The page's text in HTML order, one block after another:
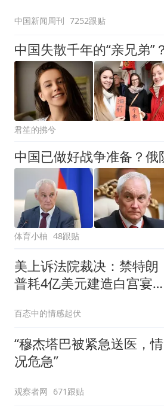
中国新闻周刊 7252跟贴
君笙的拂兮
体育小柚 48跟贴
美上诉法院裁决：禁特朗
普耗4亿美元建造白宫宴
百态中的情感起伏
“穆杰塔巴被紧急送医，情
况危急”
观察者网 671跟贴